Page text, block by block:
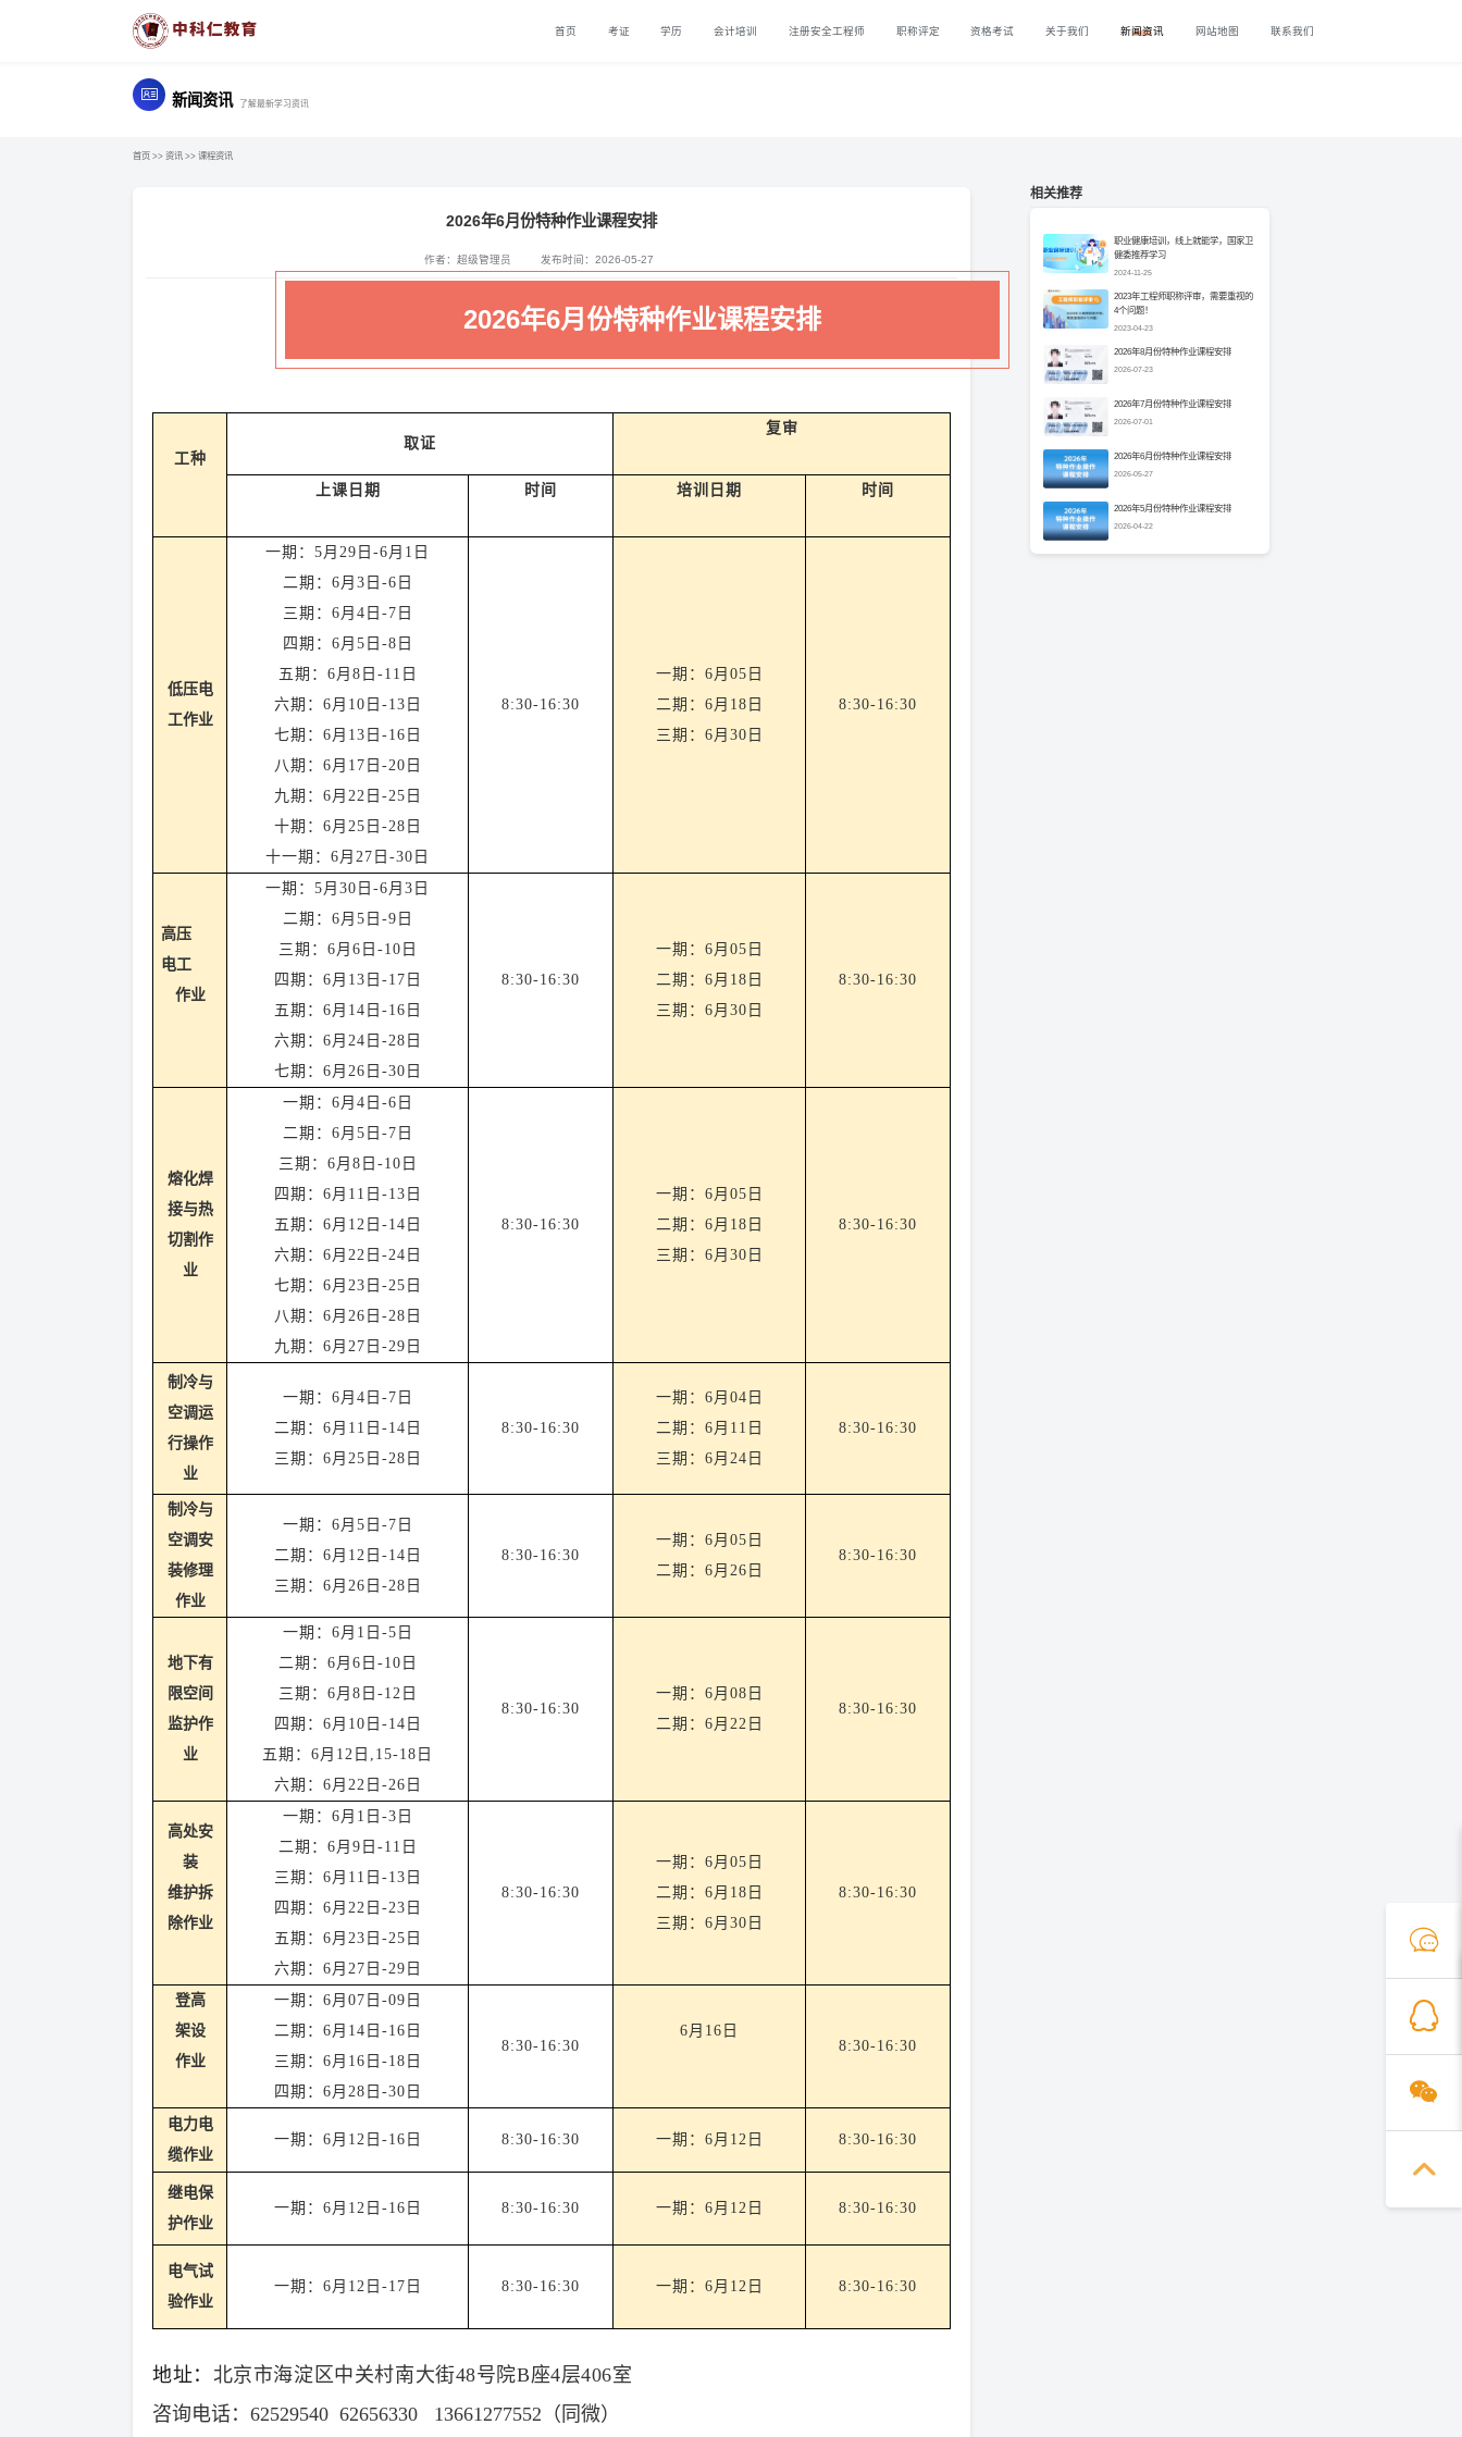
首页 考证 学历 会计培训 注册安全工程师 职称评定 资格考试 关于我们 新闻资讯 网站地图 联系我们
新闻资讯 了解最新学习资讯
首页 >> 资讯 >> 课程资讯
2026年6月份特种作业课程安排
作者：超级管理员 发布时间：2026-05-27
2026年6月份特种作业课程安排
工种
取证
复审
上课日期 时间 培训日期 时间
低压电
工作业
一期： 5月 29 日 -6月1日
二期： 6月 3 日 -6日
三期： 6月 4 日 -7日
四 期： 6月 5 日 -8日
五期： 6月 8 日 -1 1 日
六期： 6月 10 日 -13 日
七期： 6月 13 日 -16日
八期： 6月 17 日 -20 日
九期： 6月 22 日 -25 日
十期： 6月 25 日 -28 日
十一期： 6月 27 日 -30 日
8:30-16:30
一期： 6月05日
二期： 6月18日
三期： 6月30日
8:30-16:30
高压
电工
作业
一期： 5月 30 日 -6月3日
二期： 6月 5 日 -9日
三期： 6月 6 日 -10日
四 期： 6月 13 日 -17日
五期： 6月 14 日 -16日
六期： 6月 24 日 -28 日
七期： 6月 26 日 -30 日
8:30-16:30
一期： 6月05日
二期： 6月18日
三期： 6月30日
8:30-16:30
熔化焊
接与热
切割作
业
一期： 6月4日-6日
二期： 6月5日-7日
三期： 6月8日-10日
四期： 6月11日-13日
五期： 6月12日-14日
六期： 6月22日-24日
七期： 6月23日-25日
八期： 6月26日-28日
九期： 6月27日-29日
8:30-16:30
一期： 6月05日
二期： 6月18日
三期： 6月30日
8:30-16:30
制冷与
空调运
行操作
业
一期： 6月 4 日 -7 日
二期： 6月 1 1 日 -14 日
三期： 6月 25 日 -28 日
8:30-16:30
一期：6月04日
二期：6月11日
三期：6月24日
8:30-16:30
制冷与
空调安
装修理
作业
一期： 6月 5 日 -7 日
二期： 6月 12 日 -14 日
三期： 6月 26 日 -28 日
8:30-16:30
一期： 6月05日
二期： 6月26日
8:30-16:30
地下有
限空间
监护作
业
一期： 6月 1 日 -5 日
二期： 6月 6 日 -10 日
三期： 6月 8 日 -12 日
四 期： 6月 10 日 -14日
五期： 6月 12 日 ,15-18 日
六期： 6月 22 日 -26 日
8:30-16:30
一期： 6月08日
二期： 6月22日
8:30-16:30
高处安
装
维护拆
除作业
一期： 6月 1 日 -3 日
二期： 6月 9 日 -11 日
三期： 6月 11 日 -13 日
四期： 6月 22 日 -23 日
五期： 6月 23 日 -25 日
六期： 6月 27 日 -29 日
8:30-16:30
一期： 6月05日
二期： 6月18日
三期： 6月30日
8:30-16:30
登高
架设
作业
一期： 6月 07 日 -09 日
二期： 6月 14 日 -16 日
三期： 6月 16 日-18 日
四期： 6月 28 日-30 日
8:30-16:30
6月16日
8:30-16:30
电力电
缆作业
一期： 6月 12 日 -16 日 8:30-16:30 一期： 6月12日 8:30-16:30
继电保
护作业
一期： 6月 12 日 -16 日 8:30-16:30 一期： 6月12日 8:30-16:30
电气试
验作业
一期： 6月 12 日 -1 7 日 8:30-16:30 一期： 6月12日 8:30-16:30
地址： 北京市海淀区中关村南大街48号院B座4层406室
咨询电话：62529540 62656330 13661277552（同微）
相关推荐
职业健康培训，线上就能学，国家卫
健委推荐学习
2024-11-25
2023年工程师职称评审，需要重视的
4个问题！
2023-04-23
2026年8月份特种作业课程安排
2026-07-23
2026年7月份特种作业课程安排
2026-07-01
2026年6月份特种作业课程安排
2026-05-27
2026年5月份特种作业课程安排
2026-04-22